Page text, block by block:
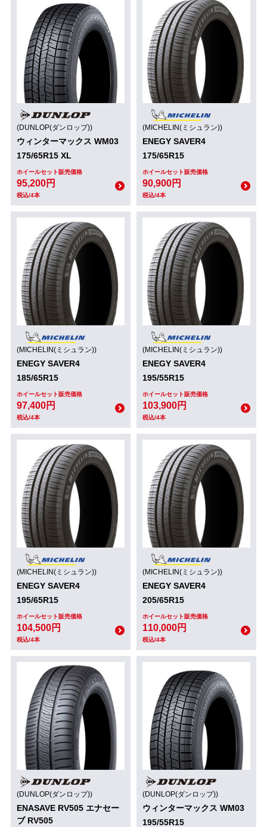
(DUNLOP(ダンロップ))
ウィンターマックス WM03
175/65R15 XL
ホイールセット販売価格
95,200円
税込/4本
(MICHELIN(ミシュラン))
ENEGY SAVER4
175/65R15
ホイールセット販売価格
90,900円
税込/4本
(MICHELIN(ミシュラン))
ENEGY SAVER4
185/65R15
ホイールセット販売価格
97,400円
税込/4本
(MICHELIN(ミシュラン))
ENEGY SAVER4
195/55R15
ホイールセット販売価格
103,900円
税込/4本
(MICHELIN(ミシュラン))
ENEGY SAVER4
195/65R15
ホイールセット販売価格
104,500円
税込/4本
(MICHELIN(ミシュラン))
ENEGY SAVER4
205/65R15
ホイールセット販売価格
110,000円
税込/4本
(DUNLOP(ダンロップ))
ENASAVE RV505 エナセー
ブ RV505
(DUNLOP(ダンロップ))
ウィンターマックス WM03
195/55R15